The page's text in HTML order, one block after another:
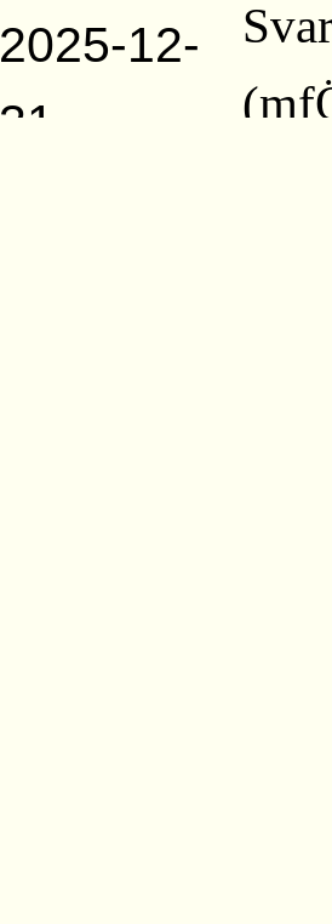
2025-12-
31